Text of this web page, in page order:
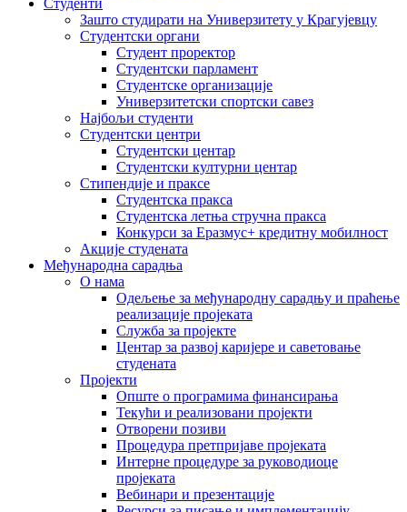
Студенти
Зашто студирати на Универзитету у Крагујевцу
Студентски органи
Студент проректор
Студентски парламент
Студентске организације
Универзитетски спортски савез
Најбољи студенти
Студентски центри
Студентски центар
Студентски културни центар
Стипендије и праксе
Студентска пракса
Студентска летња стручна пракса
Конкурси за Еразмус+ кредитну мобилност
Акције студената
Међународна сарадња
О нама
Одељење за међународну сарадњу и праћење
реализације пројеката
Служба за пројекте
Центар за развој каријере и саветовање
студената
Пројекти
Опште о програмима финансирања
Текући и реализовани пројекти
Отворени позиви
Процедура претпријаве пројеката
Интерне процедуре за руководиоце
пројеката
Вебинари и презентације